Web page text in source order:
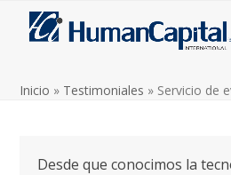
Open
mobile
Close
mobile
Inicio » Testimoniales » Servicio de
Desde que conocimos la